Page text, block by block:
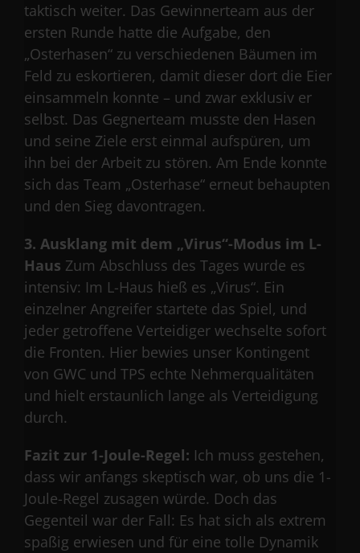
taktisch weiter. Das Gewinnerteam aus der
ersten Runde hatte die Aufgabe, den
„Osterhasen“ zu verschiedenen Bäumen im
Feld zu eskortieren, damit dieser dort die Eier
einsammeln konnte – und zwar exklusiv er
selbst. Das Gegnerteam musste den Hasen
und seine Ziele erst einmal aufspüren, um
ihn bei der Arbeit zu stören. Am Ende konnte
sich das Team „Osterhase“ erneut behaupten
und den Sieg davontragen.
3. Ausklang mit dem „Virus“-Modus im L-
Haus Zum Abschluss des Tages wurde es
intensiv: Im L-Haus hieß es „Virus“. Ein
einzelner Angreifer startete das Spiel, und
jeder getroffene Verteidiger wechselte sofort
die Fronten. Hier bewies unser Kontingent
von GWC und TPS echte Nehmerqualitäten
und hielt erstaunlich lange als Verteidigung
durch.
Fazit zur 1-Joule-Regel: Ich muss gestehen,
dass wir anfangs skeptisch war, ob uns die 1-
Joule-Regel zusagen würde. Doch das
Gegenteil war der Fall: Es hat sich als extrem
spaßig erwiesen und für eine tolle Dynamik